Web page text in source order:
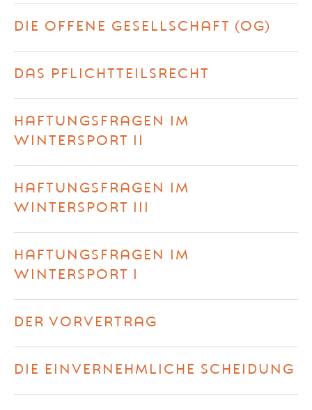
DIE OFFENE GESELLSCHAFT (OG)
DAS PFLICHTTEILSRECHT
HAFTUNGSFRAGEN IM
WINTERSPORT II
HAFTUNGSFRAGEN IM
WINTERSPORT III
HAFTUNGSFRAGEN IM
WINTERSPORT I
DER VORVERTRAG
DIE EINVERNEHMLICHE SCHEIDUNG